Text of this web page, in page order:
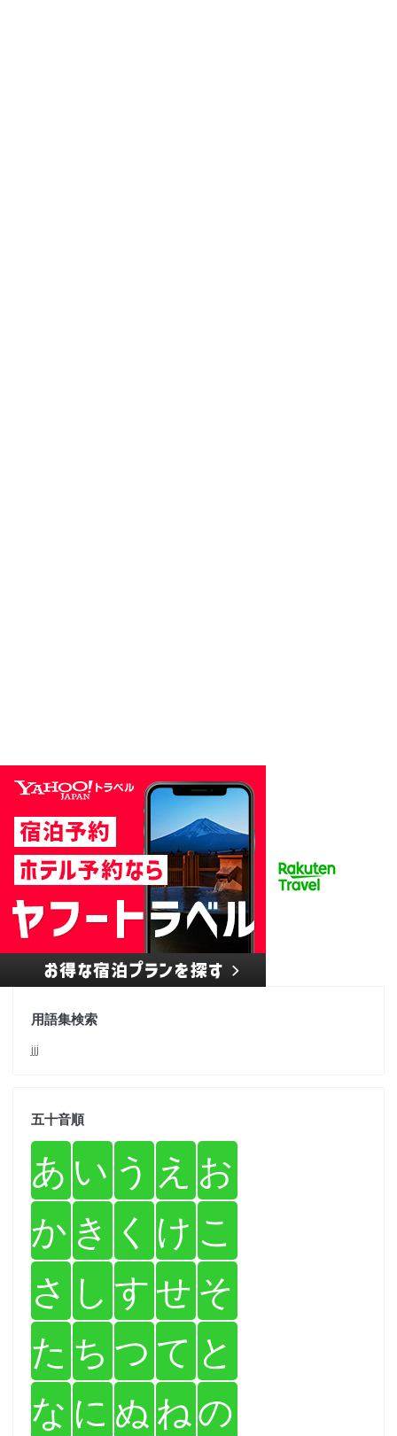
用語集検索
jjj
五十音順
あ い う え お
か き く け こ
さ し すせ そ
た ち つ て と
な に ぬ ねの